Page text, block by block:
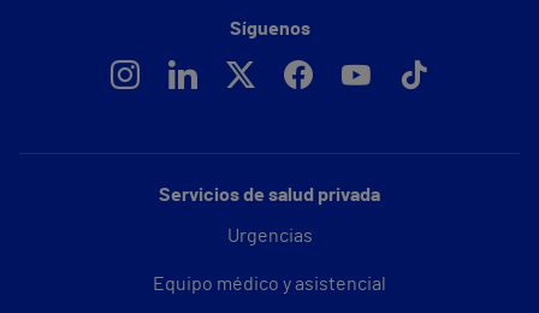
Servicios de salud privada
Urgencias
Equipo médico y asistencial
Síguenos